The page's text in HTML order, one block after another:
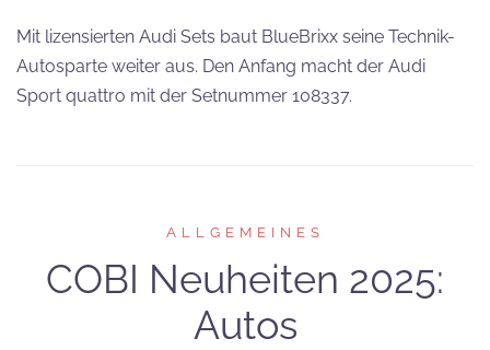
Mit lizensierten Audi Sets baut BlueBrixx seine Technik-
Autosparte weiter aus. Den Anfang macht der Audi
Sport quattro mit der Setnummer 108337.
ALLGEMEINES
COBI Neuheiten 2025:
Autos